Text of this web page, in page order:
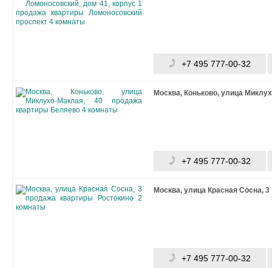
+7 495 777-00-32
Москва, Коньково, улица
+7 495 777-00-32
Москва, улица Красная Сосна, 3
+7 495 777-00-32